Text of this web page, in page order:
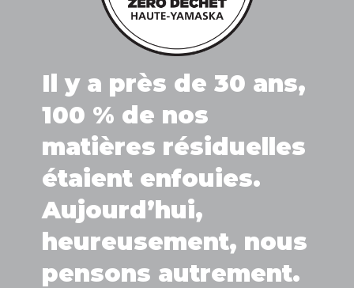
Il y a près de 30 ans,
100 % de nos
matières résiduelles
étaient enfouies.
Aujourd’hui,
heureusement, nous
pensons autrement.